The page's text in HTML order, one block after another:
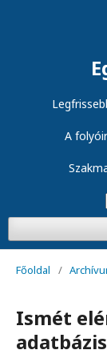
A
Főoldal /
Ismét
adatbázis